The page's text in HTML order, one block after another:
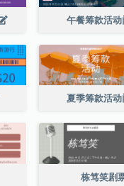
午餐筹款活
夏季筹款活
栋笃笑剧